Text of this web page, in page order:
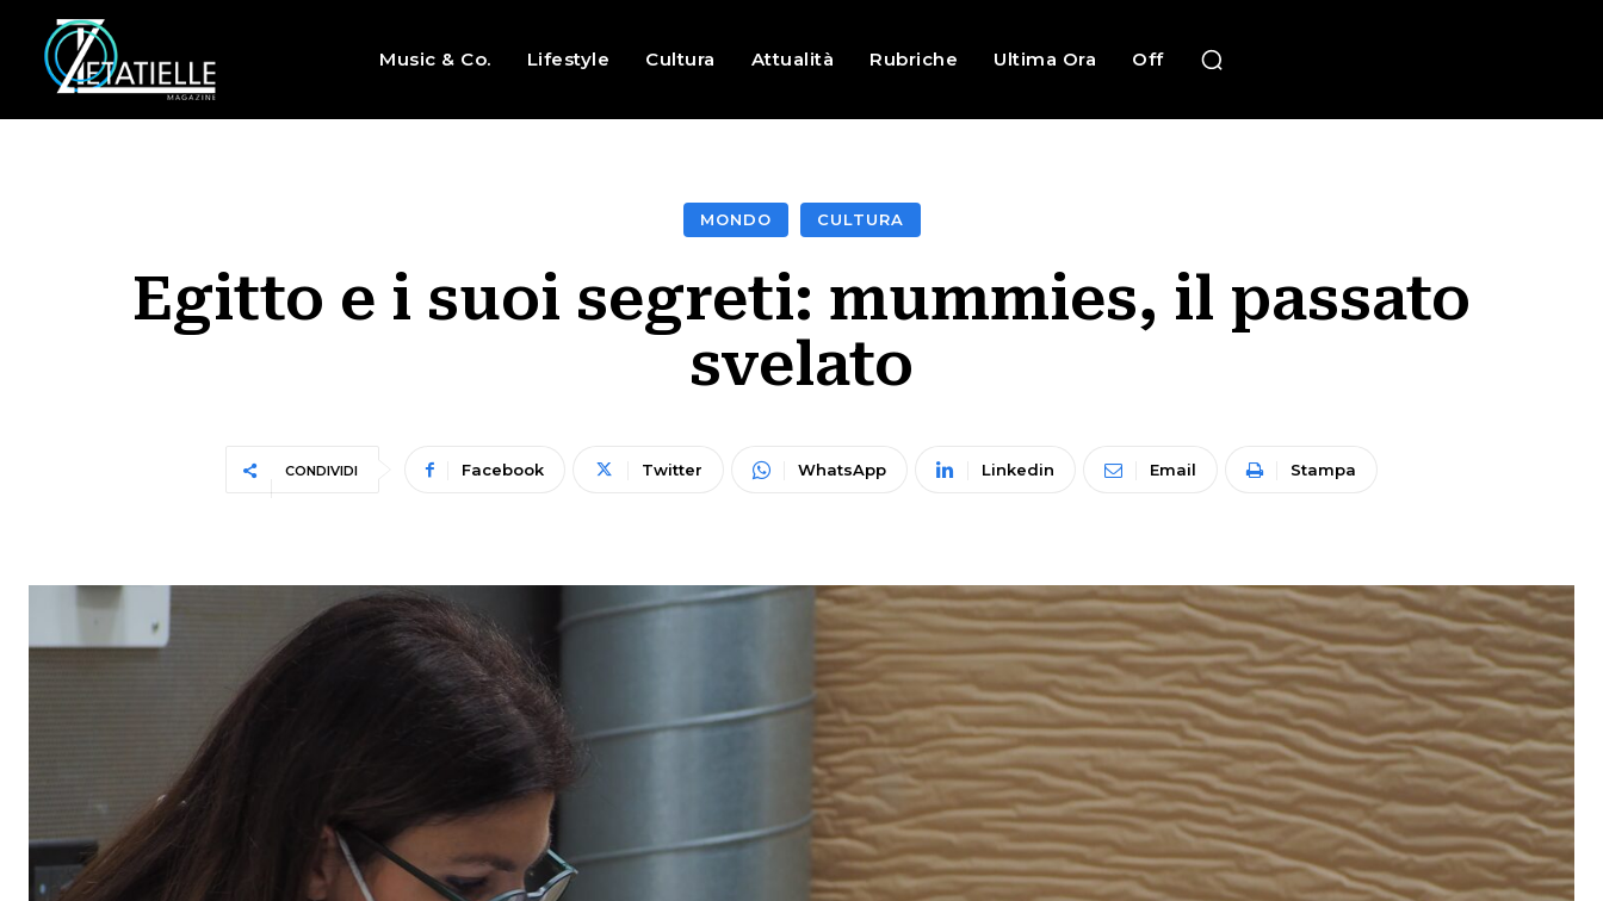
Music & Co. Lifestyle Cultura Attualità Rubriche Ultima Ora Off
MONDO CULTURA
Egitto e i suoi segreti: mummies, il passato
svelato
CONDIVIDI Facebook Twitter WhatsApp Linkedin Email Stampa